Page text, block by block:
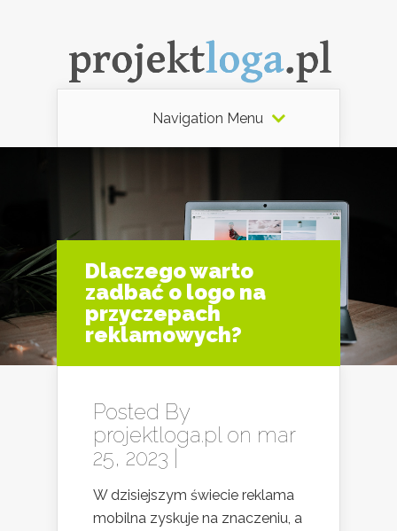
Navigation Menu
Dlaczego warto
zadbać o logo na
przyczepach
reklamowych?
Posted By
projektloga.pl on mar
25, 2023 |
W dzisiejszym świecie reklama
mobilna zyskuje na znaczeniu, a